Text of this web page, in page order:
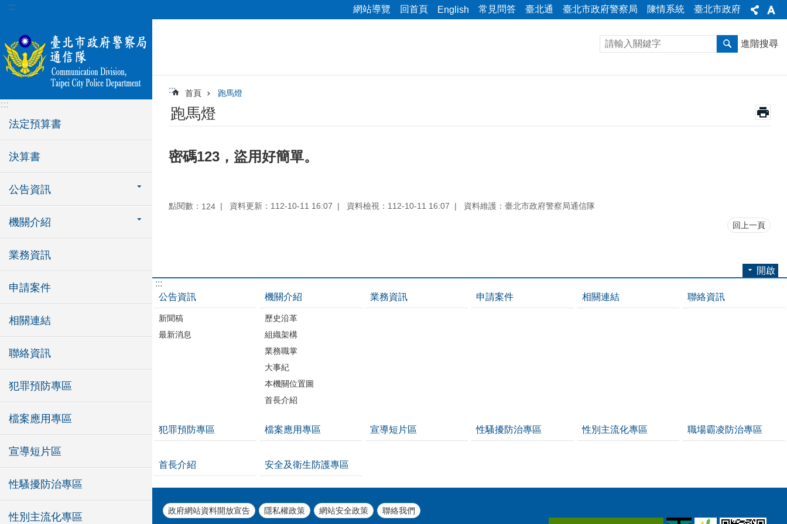
跳到主要內容區塊
::: 網站導覽 回首頁 English 常見問答 臺北通 臺北市政府警察局 陳情系統 臺北市政府
:::
法定預算書
決算書
公告資訊
機關介紹
業務資訊
申請案件
相關連結
聯絡資訊
犯罪預防專區
檔案應用專區
宣導短片區
性騷擾防治專區
性別主流化專區
進階搜尋
::: 首頁 跑馬燈
跑馬燈
密碼123，盜用好簡單。
點閱數： 124 資料更新：112-10-11 16:07 資料檢視：112-10-11 16:07 資料維護：臺北市政府警察局通信隊
回上一頁
開啟
:::
公告資訊
新聞稿
最新消息
機關介紹
歷史沿革
組織架構
業務職掌
大事紀
本機關位置圖
首長介紹
業務資訊 申請案件 相關連結 聯絡資訊
犯罪預防專區 檔案應用專區 宣導短片區 性騷擾防治專區 性別主流化專區 職場霸凌防治專區
首長介紹 安全及衛生防護專區
政府網站資料開放宣告 隱私權政策 網站安全政策 聯絡我們